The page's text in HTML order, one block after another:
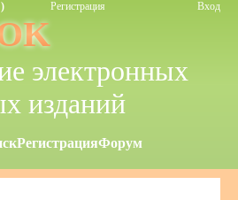
Регистрация Вход
электронных
изданий
РегистрацияФорум